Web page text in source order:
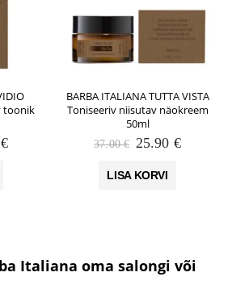
toonik
€Praegune
BARBA ITALIANA TUTTA VISTA
Toniseeriv niisutav näokreem
50ml
37.00€ Algne
oli:
25.90 €
LISA KORVI
Italiana oma salongi või